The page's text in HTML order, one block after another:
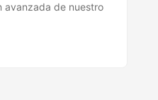
avanzada de nuestro